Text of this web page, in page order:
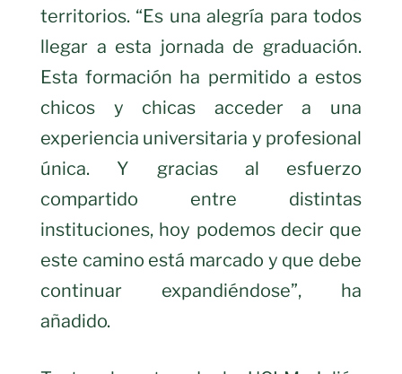
territorios. “Es una alegría para todos
llegar a esta jornada de graduación.
Esta formación ha permitido a estos
chicos y chicas acceder a una
experiencia universitaria y profesional
única. Y gracias al esfuerzo
compartido entre distintas
instituciones, hoy podemos decir que
este camino está marcado y que debe
continuar expandiéndose”, ha
añadido.